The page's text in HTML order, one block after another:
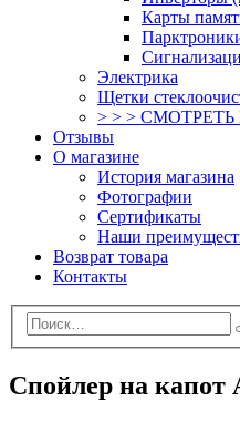
Карты
Электрика
Щетки
> > >
Отзывы
О магазине
История магазина
Фотографии
Сертификаты
Наши
Возврат товара
Контакты
Спойлер на капот